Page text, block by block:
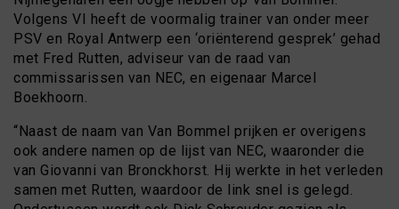
Volgens VI heeft de voormalig trainer van onder meer
PSV en Royal Antwerp een ‘oriënterend gesprek’ gehad
met Fred Rutten, adviseur van de raad van
commissarissen van NEC, en eigenaar Marcel
Boekhoorn.
“Naast de naam van Van Bommel prijken er overigens
ook andere namen op de lijst van NEC, waaronder die
van Giovanni van Bronckhorst. Hij werkte in het verleden
samen met Rutten, waardoor de link snel is gelegd.